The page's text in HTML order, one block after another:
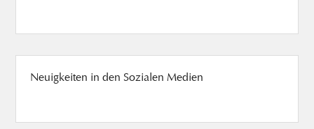
Neuigkeiten in den Sozialen Medien